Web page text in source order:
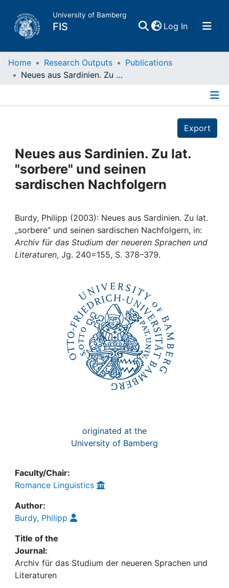
University of Bamberg
FIS Log In(current)
Home
People
Awards
My FIS
Home Research Outputs
Publications
Neues aus Sardinien. Zu lat. "sorbere" und seinen sardischen Nachfolgern
Export
Neues aus Sardinien. Zu lat.
"sorbere" und seinen
sardischen Nachfolgern
Burdy, Philipp (2003): Neues aus Sardinien. Zu lat.
„sorbere“ und seinen sardischen Nachfolgern, in:
Archiv für das Studium der neueren Sprachen und
Literaturen, Jg. 240=155, S. 378–379.
originated at the
University of Bamberg
Faculty/Chair:
Romance Linguistics
Author:
Burdy, Philipp
Title of the
Journal:
Archiv für das Studium der neueren Sprachen und
Literaturen